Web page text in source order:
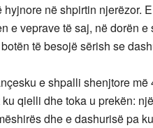
hyjnore në shpirtin njerëzor.
e veprave të saj, në dorën
të besojë sërish se
e shpalli shenjtore
qielli dhe toka u prekën:
dhe e dashurisë pa